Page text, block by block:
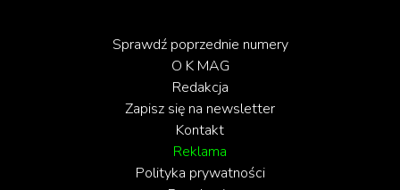
widać po odświeżonym logotypie z lustrzanymi
literami J i R, nowej odsłonie znaku producenta, a
także w dizajnie samochodu wewnątrz i na
Sprawdź poprzednie numery
O K MAG
Redakcja
Zapisz się na newsletter
Kontakt
Reklama
Polityka prywatności